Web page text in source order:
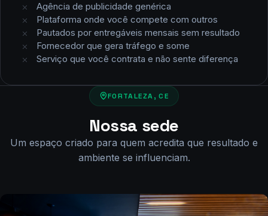
Agência de publicidade genérica
Plataforma onde você compete com outros
Pautados por entregáveis mensais sem resultado
Fornecedor que gera tráfego e some
Serviço que você contrata e não sente diferença
FORTALEZA, CE
Nossa sede
Um espaço criado para quem acredita que resultado e
ambiente se influenciam.